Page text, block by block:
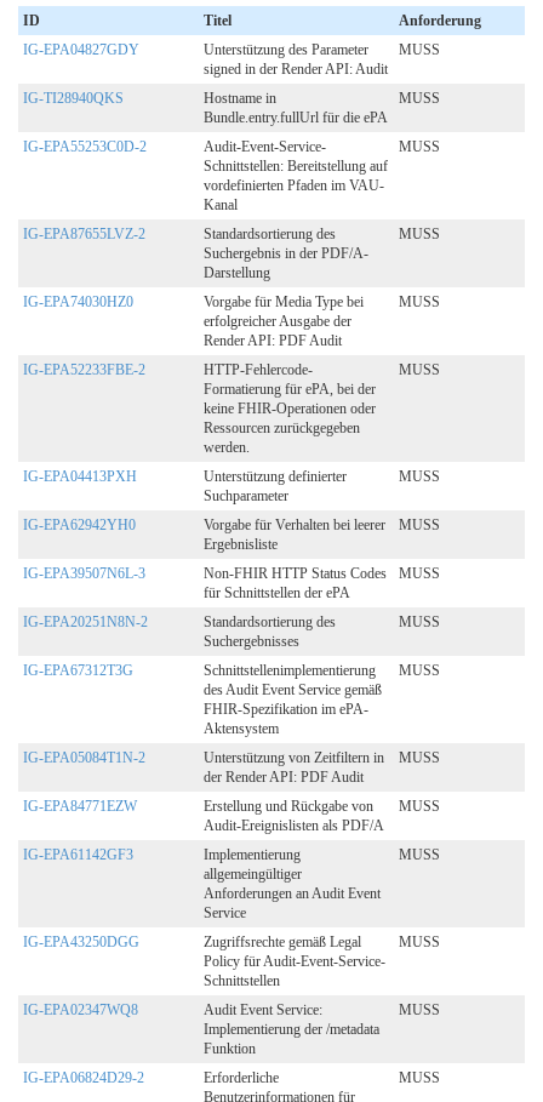
ID Titel
Anforderung
IG-EPA04827GDY
Unterstützung des Parameter
signed in der Render API: Audit
MUSS
IG-TI28940QKS
Hostname in
Bundle.entry.fullUrl für die ePA
MUSS
IG-EPA55253C0D-2
Audit-Event-Service-
Schnittstellen: Bereitstellung auf
vordefinierten Pfaden im VAU-
Kanal
MUSS
IG-EPA87655LVZ-2
Standardsortierung des
Suchergebnis in der PDF/A-
Darstellung
MUSS
IG-EPA74030HZ0
Vorgabe für Media Type bei
erfolgreicher Ausgabe der
Render API: PDF Audit
MUSS
IG-EPA52233FBE-2
HTTP-Fehlercode-
Formatierung für ePA, bei der
keine FHIR-Operationen oder
Ressourcen zurückgegeben
werden.
MUSS
IG-EPA04413PXH
Unterstützung definierter
Suchparameter
MUSS
IG-EPA62942YH0
Vorgabe für Verhalten bei leerer
Ergebnisliste
MUSS
IG-EPA39507N6L-3
Non-FHIR HTTP Status Codes
für Schnittstellen der ePA
MUSS
IG-EPA20251N8N-2
Standardsortierung des
Suchergebnisses
MUSS
IG-EPA67312T3G
Schnittstellenimplementierung
des Audit Event Service gemäß
FHIR-Spezifikation im ePA-
Aktensystem
MUSS
IG-EPA05084T1N-2
Unterstützung von Zeitfiltern in
der Render API: PDF Audit
MUSS
IG-EPA84771EZW
Erstellung und Rückgabe von
Audit-Ereignislisten als PDF/A
MUSS
IG-EPA61142GF3
Implementierung
allgemeingültiger
Anforderungen an Audit Event
Service
MUSS
IG-EPA43250DGG
Zugriffsrechte gemäß Legal
Policy für Audit-Event-Service-
Schnittstellen
MUSS
IG-EPA02347WQ8
Audit Event Service:
Implementierung der /metadata
Funktion
MUSS
IG-EPA06824D29-2
Erforderliche
Benutzerinformationen für
MUSS